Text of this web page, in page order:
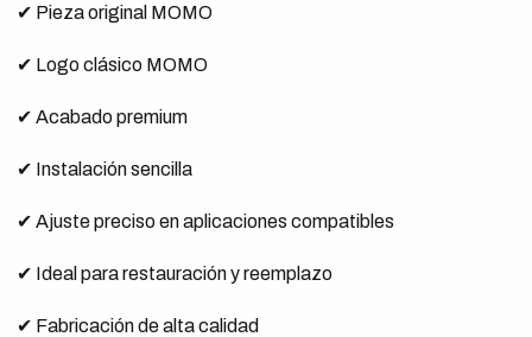
✔ Pieza original MOMO
✔ Logo clásico MOMO
✔ Acabado premium
✔ Instalación sencilla
✔ Ajuste preciso en aplicaciones compatibles
✔ Ideal para restauración y reemplazo
✔ Fabricación de alta calidad